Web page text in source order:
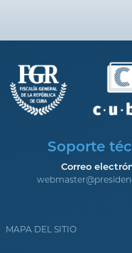
Soporte
Correo
MAPA DEL SITIO